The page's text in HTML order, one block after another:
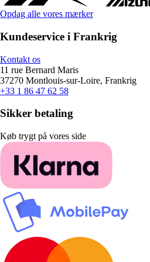
Opdag alle vores mærker
Kundeservice i Frankrig
Kontakt os
11 rue Bernard Maris
37270 Montlouis-sur-Loire, Frankrig
+33 1 86 47 62 58
Sikker betaling
Køb trygt på vores side